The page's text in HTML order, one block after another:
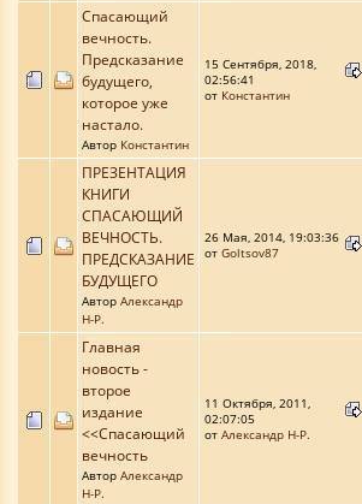
Спасающий
вечность.
Предсказание
будущего,
которое уже
настало.
Автор Константин
15 Сентября, 2018,
02:56:41
от Константин
ПРЕЗЕНТАЦИЯ
КНИГИ
СПАСАЮЩИЙ
ВЕЧНОСТЬ.
ПРЕДСКАЗАНИЕ
БУДУЩЕГО
Автор Александр
Н-Р.
26 Мая, 2014, 19:03:36
от Goltsov87
Главная
новость -
второе
издание
<<Спасающий
вечность
Автор Александр
Н-Р.
11 Октября, 2011,
02:07:05
от Александр Н-Р.